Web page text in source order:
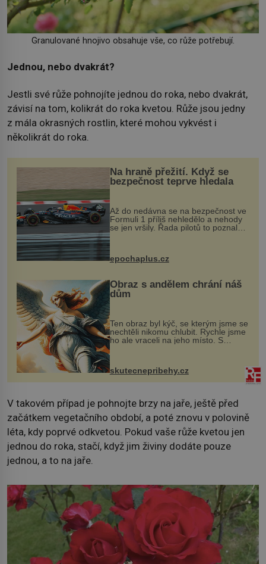
Granulované hnojivo obsahuje vše, co růže potřebují.
Jednou, nebo dvakrát?
Jestli své růže pohnojíte jednou do roka, nebo dvakrát,
závisí na tom, kolikrát do roka kvetou. Růže jsou jedny
z mála okrasných rostlin, které mohou vykvést i
několikrát do roka.
Na hraně přežití. Když se
bezpečnost teprve hledala
Až do nedávna se na bezpečnost ve
Formuli 1 příliš nehledělo a nehody
se jen vršily. Řada pilotů to poznala
na vlastní kůži, často s trvalými
následky nebo bohužel i ztrátou
života. Dnes nepochopiteln...
epochaplus.cz
Obraz s andělem chrání náš
dům
Ten obraz byl kýč, se kterým jsme se
nechtěli nikomu chlubit. Rychle jsme
ho ale vraceli na jeho místo. S
manželem Vaškem jsme si pořídili
chaloupku, takový domek na severu
Čech, kde jsme si naplánova...
skutecnepribehy.cz
V takovém případ je pohnojte brzy na jaře, ještě před
začátkem vegetačního období, a poté znovu v polovině
léta, kdy poprvé odkvetou. Pokud vaše růže kvetou jen
jednou do roka, stačí, když jim živiny dodáte pouze
jednou, a to na jaře.